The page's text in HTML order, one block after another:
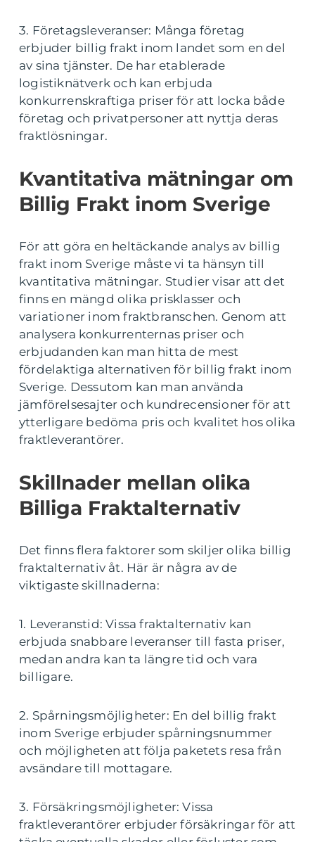
3. Företagsleveranser: Många företag
erbjuder billig frakt inom landet som en del
av sina tjänster. De har etablerade
logistiknätverk och kan erbjuda
konkurrenskraftiga priser för att locka både
företag och privatpersoner att nyttja deras
fraktlösningar.
Kvantitativa mätningar om
Billig Frakt inom Sverige
För att göra en heltäckande analys av billig
frakt inom Sverige måste vi ta hänsyn till
kvantitativa mätningar. Studier visar att det
finns en mängd olika prisklasser och
variationer inom fraktbranschen. Genom att
analysera konkurrenternas priser och
erbjudanden kan man hitta de mest
fördelaktiga alternativen för billig frakt inom
Sverige. Dessutom kan man använda
jämförelsesajter och kundrecensioner för att
ytterligare bedöma pris och kvalitet hos olika
fraktleverantörer.
Skillnader mellan olika
Billiga Fraktalternativ
Det finns flera faktorer som skiljer olika billig
fraktalternativ åt. Här är några av de
viktigaste skillnaderna:
1. Leveranstid: Vissa fraktalternativ kan
erbjuda snabbare leveranser till fasta priser,
medan andra kan ta längre tid och vara
billigare.
2. Spårningsmöjligheter: En del billig frakt
inom Sverige erbjuder spårningsnummer
och möjligheten att följa paketets resa från
avsändare till mottagare.
3. Försäkringsmöjligheter: Vissa
fraktleverantörer erbjuder försäkringar för att